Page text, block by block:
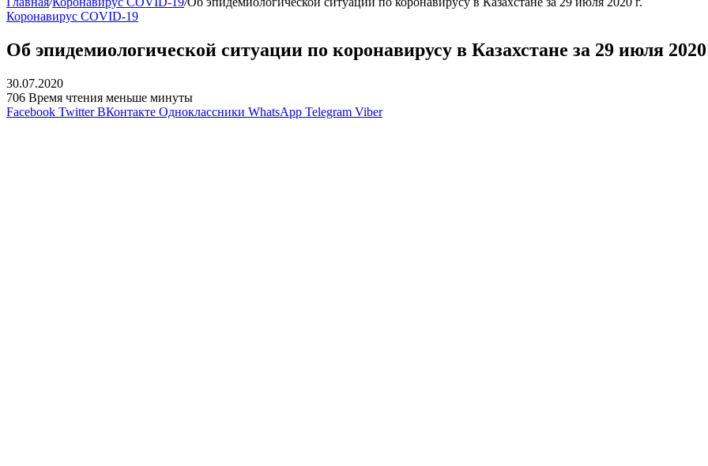
Коронавирус COVID-19
Об эпидемиологической ситуации по коронавирусу в Казахстане за 29 июля 2020
30.07.2020
706 Время чтения меньше минуты
Facebook Twitter ВКонтакте Одноклассники WhatsApp Telegram Viber